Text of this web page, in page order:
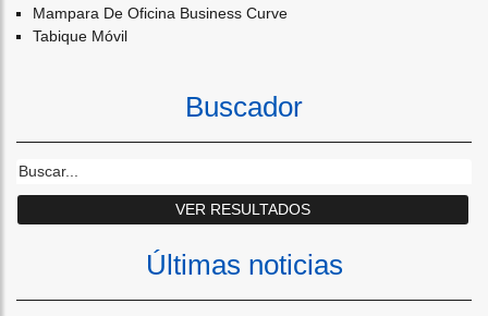
Mampara De Oficina Business Curve
Tabique Móvil
Buscador
Últimas noticias